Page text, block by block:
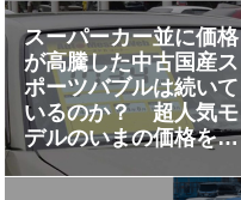
スーパーカー並に価格
が高騰した中古国産ス
ポーツバブルは続いて
いるのか？ 超人気モ
デルのいまの価格を調
べてみた